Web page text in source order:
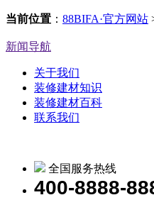
当前位置 ： 88BIFA·官方网站
新闻导航
关于我们
装修建材知识
装修建材百科
联系我们
全国服务热线
400-8888-